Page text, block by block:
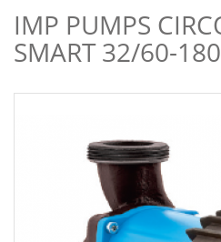
IMP PUMPS CIRCOLATORE NMT
SMART 32/60-180